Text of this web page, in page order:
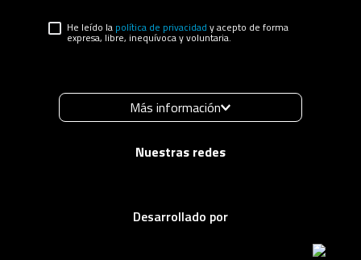
He leído la política de privacidad y acepto de forma
expresa, libre, inequívoca y voluntaria.
Más información
Desarrollado por